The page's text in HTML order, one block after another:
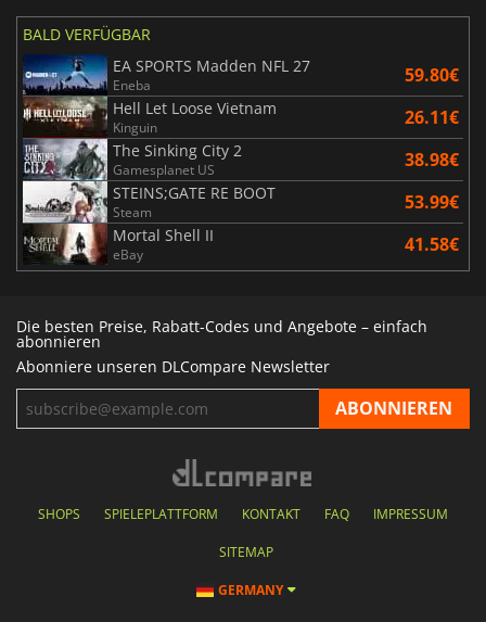
BALD VERFÜGBAR
EA SPORTS Madden NFL 27
Eneba 59.80€
Hell Let Loose Vietnam
Kinguin 26.11€
The Sinking City 2
Gamesplanet US 38.98€
STEINS;GATE RE BOOT
Steam 53.99€
Mortal Shell II
eBay 41.58€
Die besten Preise, Rabatt-Codes und Angebote – einfach
abonnieren
Abonniere unseren DLCompare Newsletter
SHOPS SPIELEPLATTFORM KONTAKT FAQ IMPRESSUM
SITEMAP
GERMANY